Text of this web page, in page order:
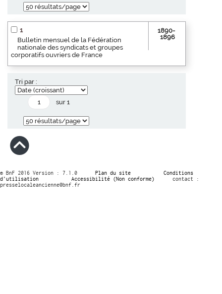
1
Bulletin mensuel de la Fédération
nationale des syndicats et groupes
corporatifs ouvriers de France
1890-
1896
Tri par :
sur 1
© BnF 2016 Version : 7.1.0 Plan du site
Conditions
d’utilisation
Accessibilité (Non conforme)
contact :
presselocaleancienne@bnf.fr